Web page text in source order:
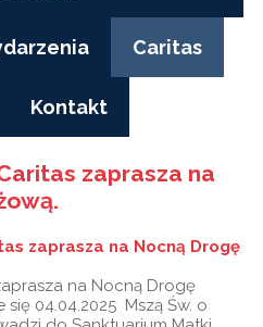
Caritas
Kontakt
zaprasza na
na Nocną Drogę
04.04.2025 Mszą Św. o